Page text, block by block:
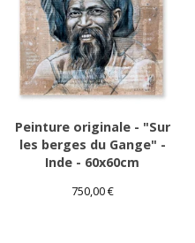
Peinture originale - "Sur
les berges du Gange" -
Inde - 60x60cm
750,00€